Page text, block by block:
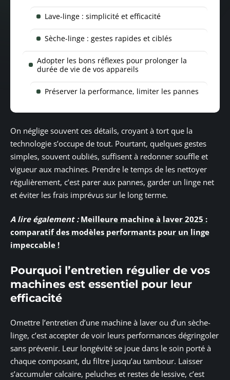
Lave-linge : simplicité et efficacité
Sèche-linge : gestes rapides et ciblés
Adopter les bons réflexes pour prolonger la
durée de vie de vos appareils
Préserver la performance, limiter les pannes
On néglige souvent ces détails, croyant à tort que la
technologie s’occupe de tout. Pourtant, quelques gestes
simples, souvent oubliés, suffisent à redonner souffle et
vigueur aux machines. Prendre le temps de les nettoyer
régulièrement, c’est parer aux pannes, garder un linge net
et éviter les frais imprévus sur le long terme.
A lire également : Meilleure machine à laver 2025 :
comparatif des modèles performants pour un linge
impeccable !
Pourquoi l’entretien régulier de vos
machines est essentiel pour leur
efficacité
Omettre l’entretien d’une machine à laver ou d’un sèche-
linge, c’est accepter de voir leurs performances dégringoler
sans prévenir. Leur longévité se joue dans le soin porté à
chaque composant, du filtre jusqu’au tambour. Laisser
s’accumuler calcaire, peluches et restes de lessive, c’est